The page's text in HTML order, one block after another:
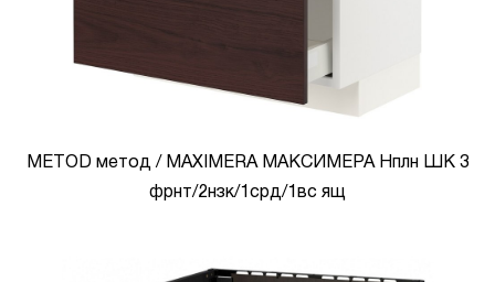
METOD метод / MAXIMERA МАКСИМЕРА Нплн ШК 3
фрнт/2нзк/1срд/1вс ящ